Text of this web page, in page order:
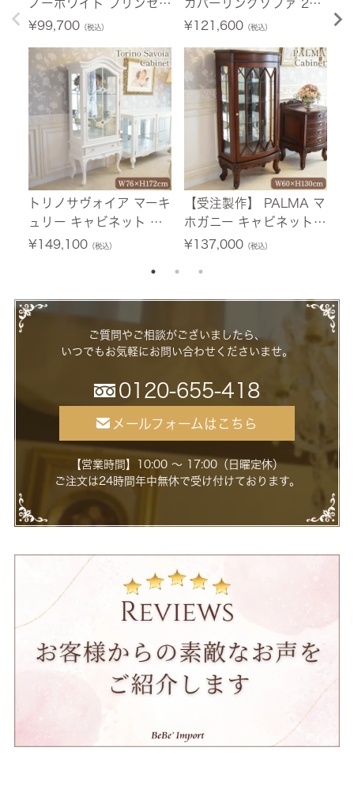
ノーホワイト プリンセス
シングルベッド ホワイト
設置サービス付】
¥99,700（税込）
トリノサヴォイア マーキ
ュリー キャビネット ホ
ワイト 幅76cm 【送料無
¥149,100（税込）
カバーリングソファ 2人
掛け(2P) 薔薇 幅150cm
ス付】
¥121,600（税込）
【受注製作】 PALMA マ
ホガニー キャビネット
幅60cm 【送料無料/設
¥137,000（税込）
¥
ご質問やご相談がございましたら、
いつでもお気軽にお問い合わせくださいませ。
0120-655-418
メールフォームはこちら
【営業時間】10:00 ～ 17:00（日曜定休）
ご注文は24時間年中無休で受け付けております。